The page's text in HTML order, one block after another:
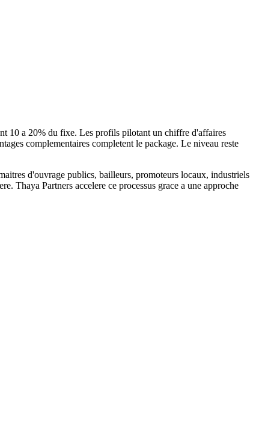
10 a 20% du fixe. Les profils pilotant un chiffre d'affaires
complementaires completent le package. Le niveau reste
d'ouvrage publics, bailleurs, promoteurs locaux, industriels
Thaya Partners accelere ce processus grace a une approche